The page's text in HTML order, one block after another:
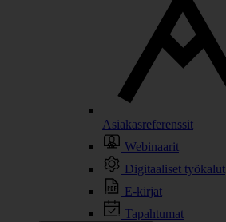
Asiakasreferenssit
Webinaarit
Digitaaliset työkalut
E-kirjat
Tapahtumat